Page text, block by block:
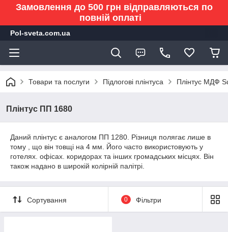
Замовлення до 500 грн відправляються по
повній оплаті
Pol-sveta.com.ua
Товари та послуги Підлогові плінтуса Плінтус МДФ
Плінтус ПП 1680
Даний плінтус є аналогом ПП 1280. Різниця полягає лише в
тому , що він товщі на 4 мм. Його часто використовують у
готелях. офісах. коридорах та інших громадських місцях. Він
також надано в широкій колірній палітрі.
Сортування 0 Фільтри